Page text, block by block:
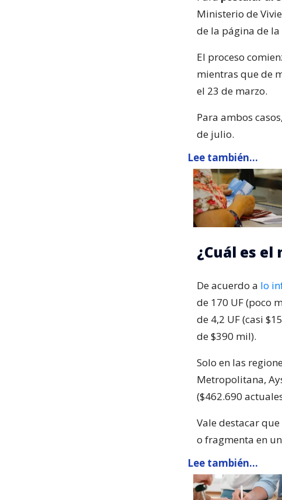
Ministerio de
de la página de la
El proceso
mientras que de
el 23 de marzo.
Para ambos
de julio.
Lee también...
¿Cuál es el
De acuerdo a lo
de 170 UF (poco
de 4,2 UF (casi
de $390 mil).
Solo en las
Metropolitana,
($462.690
Vale destacar
o fragmenta en
Lee también...